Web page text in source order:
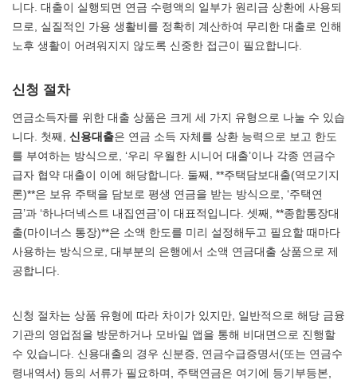
니다. 대출이 실행되면 연금 수령액의 일부가 원리금 상환에 사용되
므로, 실질적인 가용 생활비를 정확히 계산하여 무리한 대출로 인해
노후 생활이 어려워지지 않도록 신중한 접근이 필요합니다.
신청 절차
연금소득자를 위한 대출 상품은 크게 세 가지 유형으로 나눌 수 있습
니다. 첫째, 신용대출은 연금 소득 자체를 상환 능력으로 보고 한도
를 부여하는 방식으로, ‘우리 우월한 시니어 대출’이나 각종 연금수
급자 협약 대출이 이에 해당합니다. 둘째, **주택담보대출(역모기지
론)**은 보유 주택을 담보로 평생 연금을 받는 방식으로, ‘주택연
금’과 ‘하나더넥스트 내집연금’이 대표적입니다. 셋째, **종합통장대
출(마이너스 통장)**은 소액 한도를 미리 설정해두고 필요할 때마다
사용하는 방식으로, 대부분의 은행에서 소액 연금대출 상품으로 제
공합니다.
신청 절차는 상품 유형에 따라 차이가 있지만, 일반적으로 해당 금융
기관의 영업점을 방문하거나 모바일 앱을 통해 비대면으로 진행할
수 있습니다. 신용대출의 경우 신분증, 연금수급증명서(또는 연금수
령내역서) 등의 서류가 필요하며, 주택연금은 여기에 등기부등본,